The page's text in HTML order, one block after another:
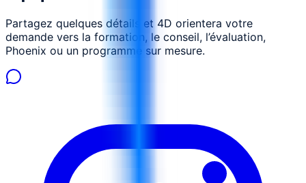
Partagez quelques détails et 4D orientera votre
demande vers la formation, le conseil, l’évaluation,
Phoenix ou un programme sur mesure.